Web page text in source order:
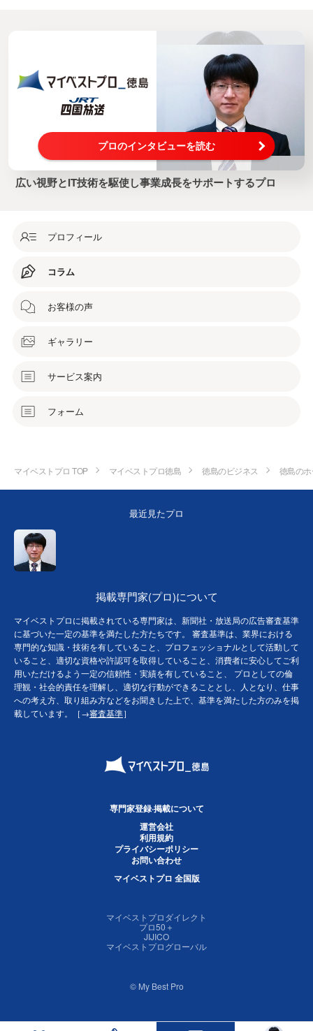
プロのインタビューを読む
広い視野とIT技術を駆使し事業成長をサポートするプロ
プロフィール
コラム
お客様の声
ギャラリー
サービス案内
フォーム
マイベストプロ TOP マイベストプロ徳島 徳島のビジネス 徳島の
最近見たプロ
掲載専門家(プロ)について
マイベストプロに掲載されている専門家は、新聞社・放送局の広告審査基準
に基づいた一定の基準を満たした方たちです。 審査基準は、業界における
専門的な知識・技術を有していること、プロフェッショナルとして活動して
いること、適切な資格や許認可を取得していること、消費者に安心してご利
用いただけるよう一定の信頼性・実績を有していること、 プロとしての倫
理観・社会的責任を理解し、適切な行動ができることとし、人となり、仕事
への考え方、取り組み方などをお聞きした上で、基準を満たした方のみを掲
載しています。［→審査基準］
専門家登録·掲載について
運営会社
利用規約
プライバシーポリシー
お問い合わせ
マイベストプロ 全国版
マイベストプロダイレクト
プロ50＋
JIJICO
マイベストプログローバル
© My Best Pro